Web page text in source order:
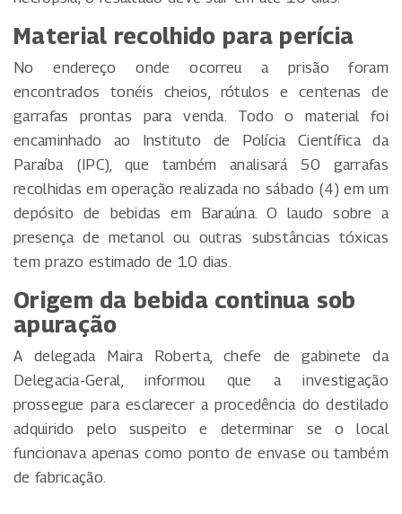
Material recolhido para perícia
No endereço onde ocorreu a prisão foram
encontrados tonéis cheios, rótulos e centenas de
garrafas prontas para venda. Todo o material foi
encaminhado ao Instituto de Polícia Científica da
Paraíba (IPC), que também analisará 50 garrafas
recolhidas em operação realizada no sábado (4) em um
depósito de bebidas em Baraúna. O laudo sobre a
presença de metanol ou outras substâncias tóxicas
tem prazo estimado de 10 dias.
Origem da bebida continua sob
apuração
A delegada Maira Roberta, chefe de gabinete da
Delegacia-Geral, informou que a investigação
prossegue para esclarecer a procedência do destilado
adquirido pelo suspeito e determinar se o local
funcionava apenas como ponto de envase ou também
de fabricação.